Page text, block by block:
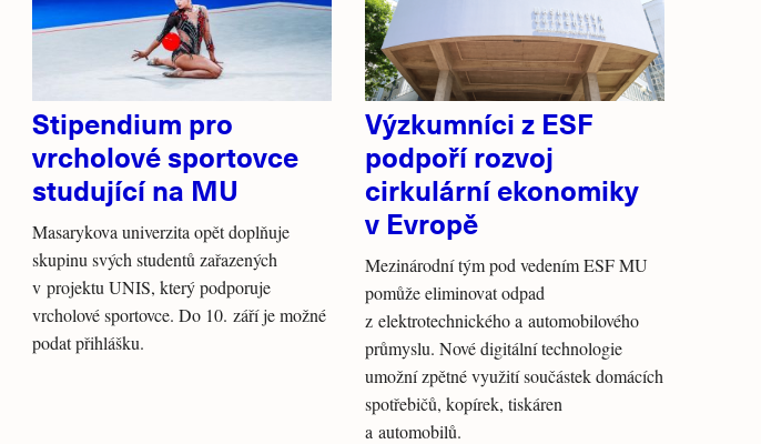
Stipendium pro
vrcholové sportovce
studující na MU
Masarykova univerzita opět doplňuje
skupinu svých studentů zařazených
v projektu UNIS, který podporuje
vrcholové sportovce. Do 10. září je možné
podat přihlášku.
Výzkumníci z ESF
podpoří rozvoj
cirkulární ekonomiky
v Evropě
Mezinárodní tým pod vedením ESF MU
pomůže eliminovat odpad
z elektrotechnického a automobilového
průmyslu. Nové digitální technologie
umožní zpětné využití součástek domácích
spotřebičů, kopírek, tiskáren
a automobilů.